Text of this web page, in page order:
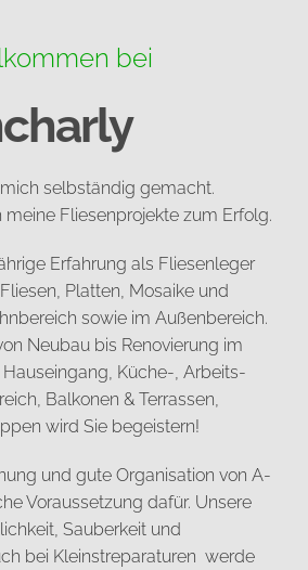
bei
selbständig gemacht.
Fliesenprojekte zum Erfolg.
Erfahrung als Fliesenleger
Platten, Mosaike und
sowie im Außenbereich.
Neubau bis Renovierung im
Küche-, Arbeits-
Balkonen & Terrassen,
wird Sie begeistern!
und gute Organisation von A-
Voraussetzung dafür. Unsere
Sauberkeit und
bei Kleinstreparaturen werde